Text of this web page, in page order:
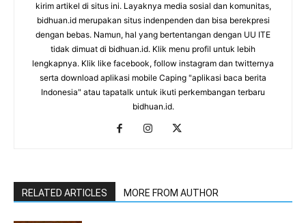
kirim artikel di situs ini. Layaknya media sosial dan komunitas,
bidhuan.id merupakan situs indenpenden dan bisa berekpresi
dengan bebas. Namun, hal yang bertentangan dengan UU ITE
tidak dimuat di bidhuan.id. Klik menu profil untuk lebih
lengkapnya. Klik like facebook, follow instagram dan twitternya
serta download aplikasi mobile Caping "aplikasi baca berita
Indonesia" atau tapatalk untuk ikuti perkembangan terbaru
bidhuan.id.
RELATED ARTICLES MORE FROM AUTHOR